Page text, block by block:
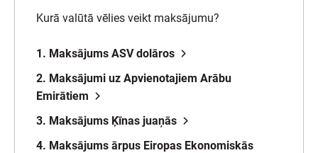
Kurā valūtā vēlies veikt maksājumu?
1. Maksājums ASV dolāros
2. Maksājumi uz Apvienotajiem Arābu
Emirātiem
3. Maksājums Ķīnas juaņās
4. Maksājums ārpus Eiropas Ekonomiskās